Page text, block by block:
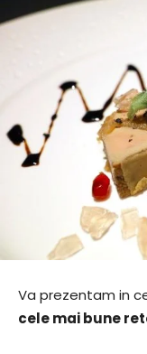
Va prezentam in
cele mai bune